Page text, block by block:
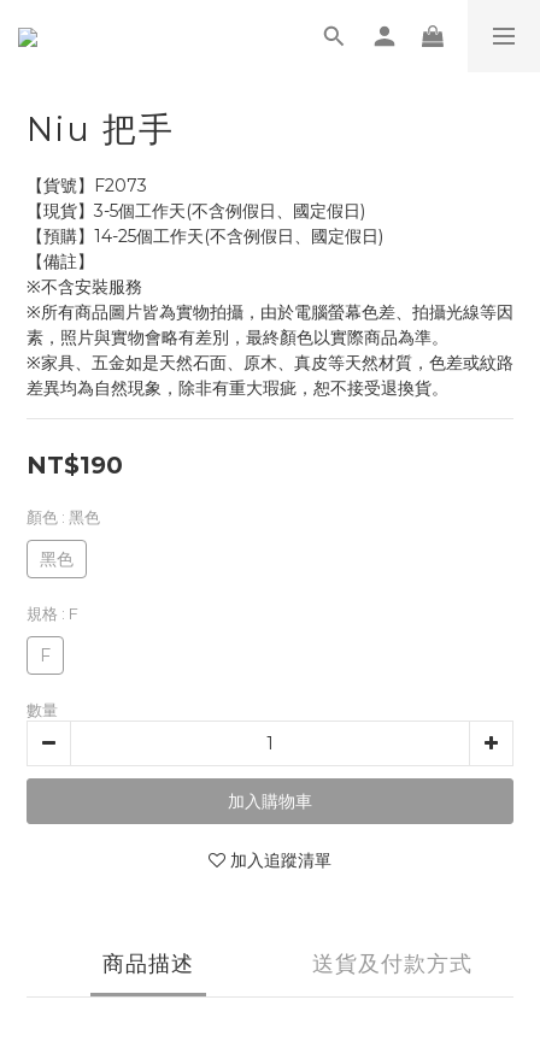
Niu 把手
【貨號】F2073
【現貨】3-5個工作天(不含例假日、國定假日)
【預購】14-25個工作天(不含例假日、國定假日)
【備註】
※不含安裝服務
※所有商品圖片皆為實物拍攝，由於電腦螢幕色差、拍攝光線等因
素，照片與實物會略有差別，最終顏色以實際商品為準。
※家具、五金如是天然石面、原木、真皮等天然材質，色差或紋路
差異均為自然現象，除非有重大瑕疵，恕不接受退換貨。
NT$190
顏色 : 黑色
黑色
規格 : F
F
數量
加入購物車
加入追蹤清單
商品描述 送貨及付款方式